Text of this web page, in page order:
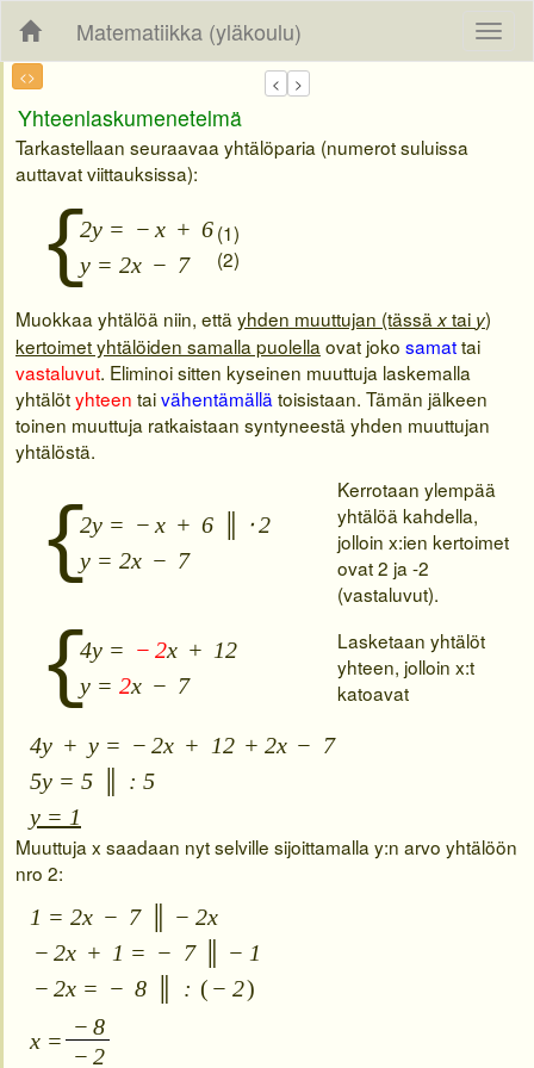
Matematiikka (yläkoulu)
<>
Yhteenlaskumenetelmä
Tarkastellaan seuraavaa yhtälöparia (numerot suluissa
auttavat viittauksissa):
{2y = − x + 6
y = 2x − 7
(1)
(2)
Muokkaa yhtälöä niin, että yhden muuttujan (tässä xtai y)
kertoimet yhtälöiden samalla puolella ovat joko samattai
vastaluvut. Eliminoi sitten kyseinen muuttuja laskemalla
yhtälötyhteen taivähentämällä toisistaan. Tämän jälkeen
toinen muuttuja ratkaistaan syntyneestä yhden muuttujan
yhtälöstä.
{2y = − x + 6 ⋅2
y = 2x − 7
Kerrotaan ylempää
yhtälöä kahdella,
jolloin x:ien kertoimet
ovat 2 ja -2
(vastaluvut).
{4y = − 2x + 12
y = 2x − 7
Lasketaan yhtälöt
yhteen, jolloin x:t
katoavat
4y + y = − 2x + 12 + 2x − 7
5y = 5
: 5
y = 1
Muuttuja x saadaan nyt selville sijoittamalla y:n arvo yhtälöön
nro 2:
1 = 2x − 7 − 2x
− 2x + 1 = − 7 − 1
− 2x = − 8 : ( − 2)
x =
− 8
− 2